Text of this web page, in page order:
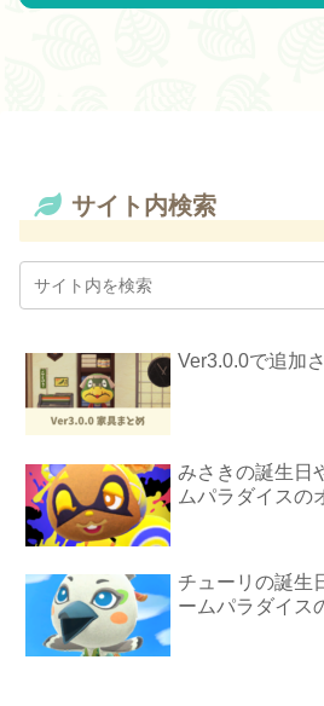
サイト内検索
Ver3.0.0で追加
みさきの誕生日
ムパラダイスの
チューリの誕生
ームパラダイス